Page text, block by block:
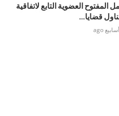
المفتوح العضوية التابع لاتفاقية
قضايا...